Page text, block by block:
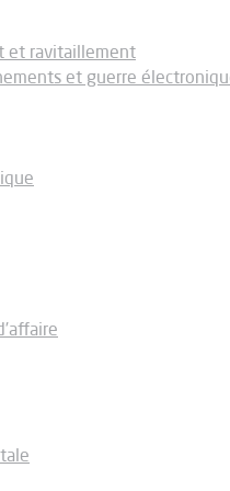
et ravitaillement
et guerre